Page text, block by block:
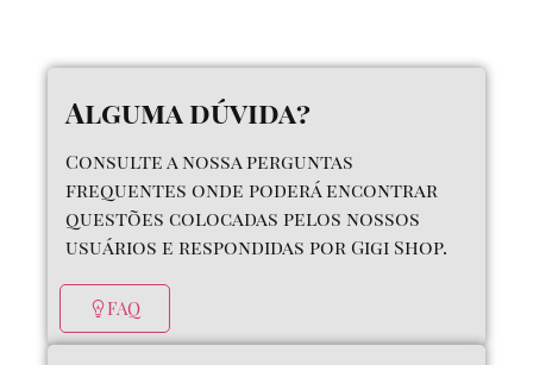
Alguma dúvida?
Consulte a nossa perguntas
frequentes onde poderá encontrar
questões colocadas pelos nossos
usuários e respondidas por Gigi Shop.
FAQ